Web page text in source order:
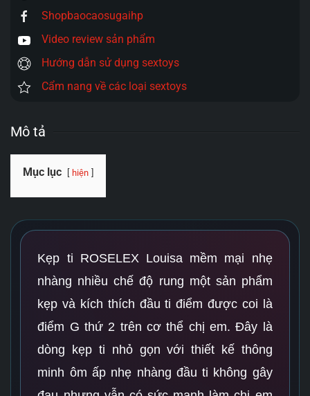
Shopbaocaosugaihp
Video review sản phẩm
Hướng dẫn sử dụng sextoys
Cẩm nang về các loại sextoys
Mô tả
Mục lục hiện
Kẹp ti ROSELEX Louisa mềm mại nhẹ
nhàng nhiều chế độ rung một sản phẩm
kẹp và kích thích đầu ti điểm được coi là
điểm G thứ 2 trên cơ thể chị em. Đây là
dòng kẹp ti nhỏ gọn với thiết kế thông
minh ôm ấp nhẹ nhàng đầu ti không gây